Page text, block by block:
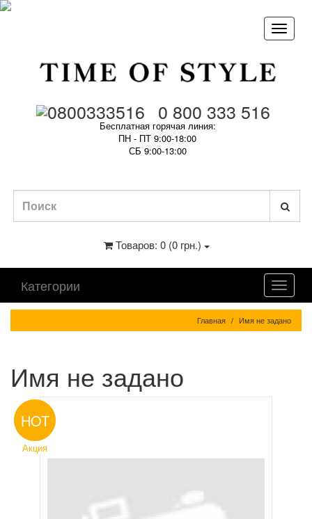
0 800 333 516
Бесплатная горячая линия:
ПН - ПТ 9:00-18:00
СБ 9:00-13:00
Товаров: 0 (0 грн.)
Категории
Главная Имя не задано
Имя не задано
HOT
Акция